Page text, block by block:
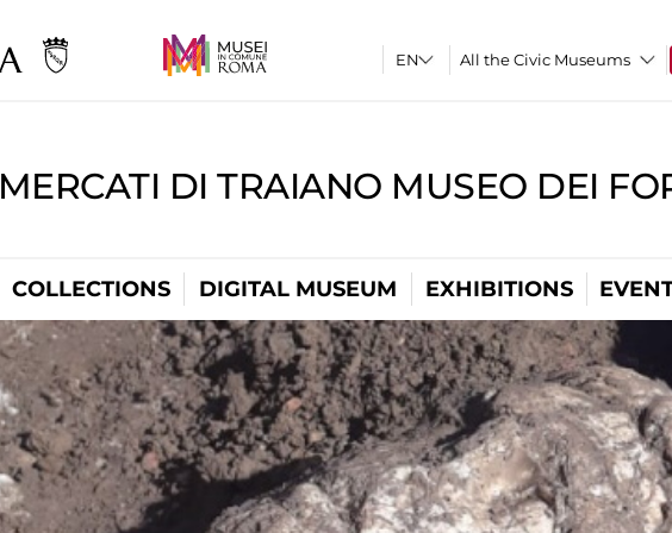
All the Civic Museums
MERCATI DI TRAIANO MUSEO DEI
COLLECTIONS DIGITAL MUSEUM EXHIBITIONS